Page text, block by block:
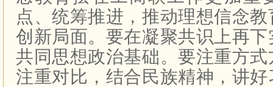
点、统筹推进，推动理想信念
创新局面。要在凝聚共识上再
共同思想政治基础。要注重方
注重对比，结合民族精神，讲